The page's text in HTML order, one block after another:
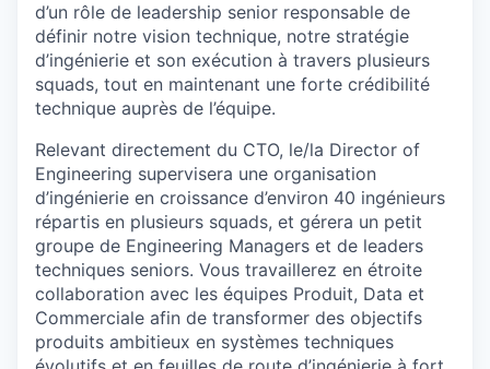
d’un rôle de leadership senior responsable de
définir notre vision technique, notre stratégie
d’ingénierie et son exécution à travers plusieurs
squads, tout en maintenant une forte crédibilité
technique auprès de l’équipe.
Relevant directement du CTO, le/la Director of
Engineering supervisera une organisation
d’ingénierie en croissance d’environ 40 ingénieurs
répartis en plusieurs squads, et gérera un petit
groupe de Engineering Managers et de leaders
techniques seniors. Vous travaillerez en étroite
collaboration avec les équipes Produit, Data et
Commerciale afin de transformer des objectifs
produits ambitieux en systèmes techniques